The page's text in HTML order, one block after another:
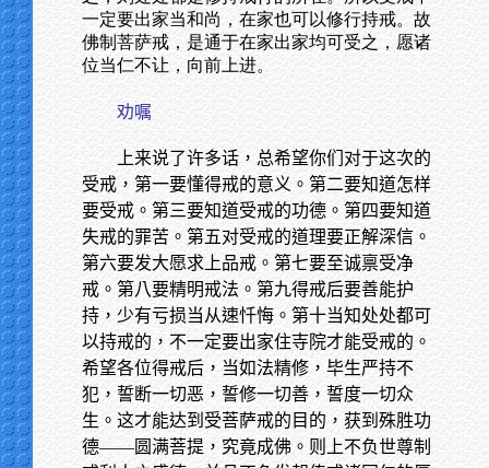
一定要出家当和尚，在家也可以修行持戒。故
佛制菩萨戒，是通于在家出家均可受之，愿诸
位当仁不让，向前上进。
劝嘱
上来说了许多话，总希望你们对于这次的
受戒，第一要懂得戒的意义。第二要知道怎样
要受戒。第三要知道受戒的功德。第四要知道
失戒的罪苦。第五对受戒的道理要正解深信。
第六要发大愿求上品戒。第七要至诚禀受净
戒。第八要精明戒法。第九得戒后要善能护
持，少有亏损当从速忏悔。第十当知处处都可
以持戒的，不一定要出家住寺院才能受戒的。
希望各位得戒后，当如法精修，毕生严持不
犯，誓断一切恶，誓修一切善，誓度一切众
生。这才能达到受菩萨戒的目的，获到殊胜功
德——圆满菩提，究竟成佛。则上不负世尊制